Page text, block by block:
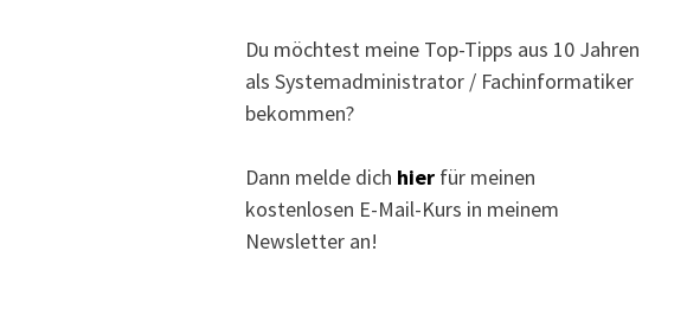
Du möchtest meine Top-Tipps aus 10 Jahren
als Systemadministrator / Fachinformatiker
bekommen?
Dann melde dich hierfür meinen
kostenlosen E-Mail-Kurs in meinem
Newsletter an!